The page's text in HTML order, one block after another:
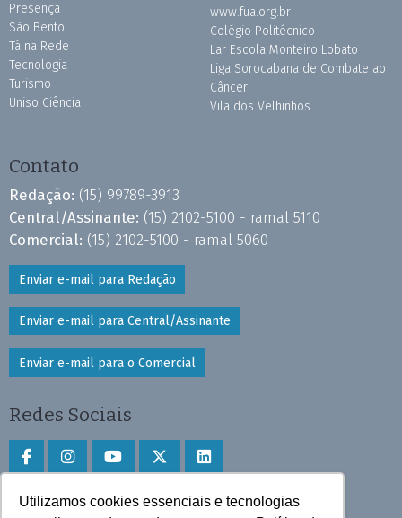
Utilizamos cookies essenciais e tecnologias
Presença
São Bento
Tá na Rede
Tecnologia
Turismo
Uniso Ciência
www.fua.org.br
Colégio Politécnico
Lar Escola Monteiro Lobato
Liga Sorocabana de Combate ao
Câncer
Vila dos Velhinhos
Contato
Redação: (15) 99789-3913
Central/Assinante: (15) 2102-5100 - ramal 5110
Comercial: (15) 2102-5100 - ramal 5060
Enviar e-mail para Redação
Enviar e-mail para Central/Assinante
Enviar e-mail para o Comercial
Redes Sociais
Faça download do aplicativo